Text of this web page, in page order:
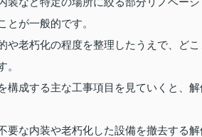
とが一般的です。
や老朽化の程度を整理したうえで、ど
。
構成する主な工事項目を見ていくと、
要な内装や老朽化した設備を撤去する